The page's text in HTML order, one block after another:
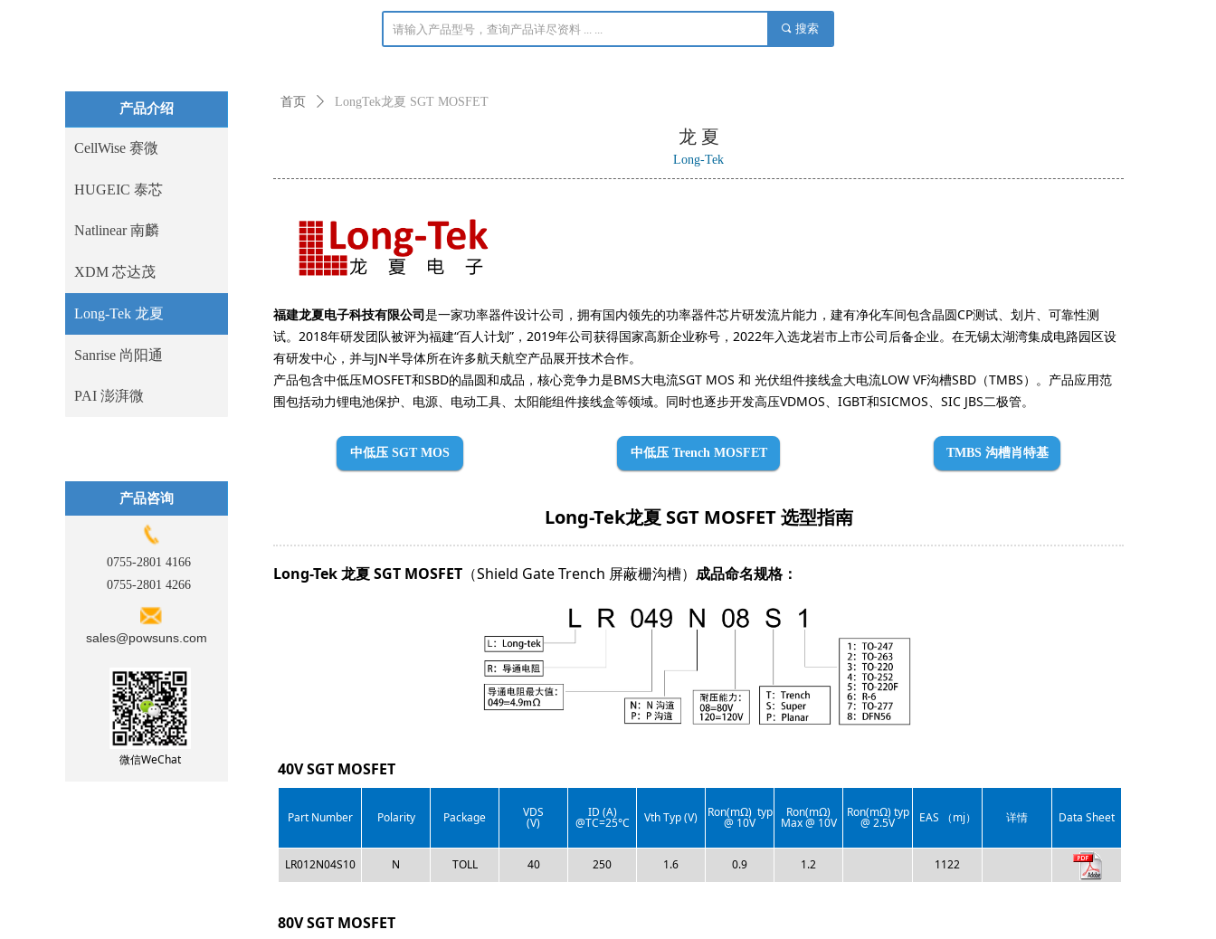
끠 搜索
首页 ꄲ LongTek龙夏 SGT MOSFET
龙 夏
Long-Tek
福建龙夏电子科技有限公司是一家功率器件设计公司，拥有国内领先的功率器件芯片研发流片能力，建有净化车间包含晶圆CP测试、划片、可靠性测
试。2018年研发团队被评为福建“百人计划”，2019年公司获得国家高新企业称号，2022年入选龙岩市上市公司后备企业。在无锡太湖湾集成电路园区设
有研发中心，并与JN半导体所在许多航天航空产品展开技术合作。
产品包含中低压MOSFET和SBD的晶圆和成品，核心竞争力是BMS大电流SGT MOS 和 光伏组件接线盒大电流LOW VF沟槽SBD（TMBS）。产品应用范
围包括动力锂电池保护、电源、电动工具、太阳能组件接线盒等领域。同时也逐步开发高压VDMOS、IGBT和SICMOS、SIC JBS二极管。
中低压 SGT MOS TMBS 沟槽肖特基
中低压 Trench MOSFET
40V SGT MOSFET
Part Number Polarity Package VDS
(V)
ID (A)
@TC=25°C Vth Typ (V) Ron(mΩ) typ
@ 10V
Ron(mΩ)
Max @ 10V
Ron(mΩ) typ
@ 2.5V EAS （mj） 详情 Data Sheet
LR012N04S10 N TOLL 40 250 1.6 0.9 1.2 1122
80V SGT MOSFET
Long-Tek龙夏 SGT MOSFET 选型指南
Long-Tek 龙夏 SGT MOSFET （Shield Gate Trench 屏蔽栅沟槽） 成品命名规格：
产品介绍
CellWise 赛微
HUGEIC 泰芯
Natlinear 南麟
XDM 芯达茂
Long-Tek 龙夏
Sanrise 尚阳通
PAI 澎湃微
产品咨询
0755-2801 4166
0755-2801 4266
sales@powsuns.com
微信WeChat